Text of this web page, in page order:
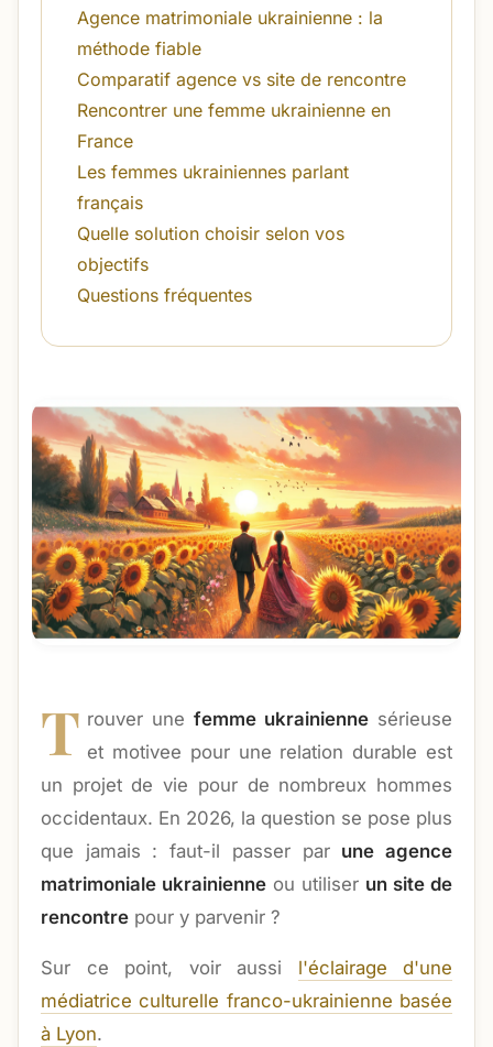
Agence matrimoniale ukrainienne : la
méthode fiable
Comparatif agence vs site de rencontre
Rencontrer une femme ukrainienne en
France
Les femmes ukrainiennes parlant
français
Quelle solution choisir selon vos
objectifs
Questions fréquentes
T rouver unefemme ukrainienne sérieuse
et motivee pour une relation durable est
un projet de vie pour de nombreux hommes
occidentaux. En 2026, la question se pose plus
que jamais : faut-il passer par une agence
matrimoniale ukrainienne ou utiliser un site de
rencontre pour y parvenir ?
Sur ce point, voir aussi l'éclairage d'une
médiatrice culturelle franco-ukrainienne basée
à Lyon.